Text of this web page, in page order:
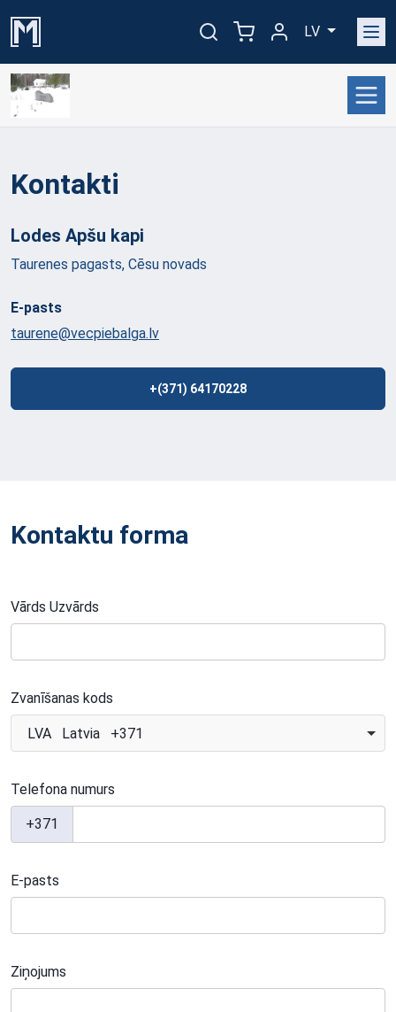
LV
Kontakti
Lodes Apšu kapi
Taurenes pagasts, Cēsu novads
E-pasts
taurene@vecpiebalga.lv
+(371) 64170228
Kontaktu forma
Vārds Uzvārds
Zvanīšanas kods
LVA Latvia +371
Telefona numurs
+371
E-pasts
Ziņojums